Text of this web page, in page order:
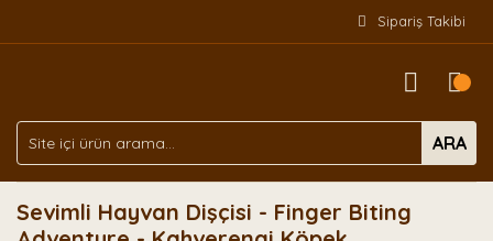
Sipariş Takibi
ARA
Sevimli Hayvan Dişçisi - Finger Biting